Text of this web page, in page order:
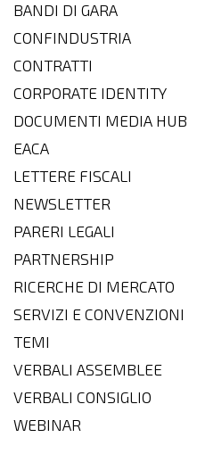
BANDI DI GARA
CONFINDUSTRIA
CONTRATTI
CORPORATE IDENTITY
DOCUMENTI MEDIA HUB
EACA
LETTERE FISCALI
NEWSLETTER
PARERI LEGALI
PARTNERSHIP
RICERCHE DI MERCATO
SERVIZI E CONVENZIONI
TEMI
VERBALI ASSEMBLEE
VERBALI CONSIGLIO
WEBINAR